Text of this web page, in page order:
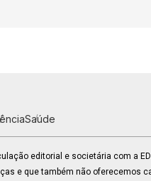
Saúde
editorial e societária com a
e que também não oferecemos